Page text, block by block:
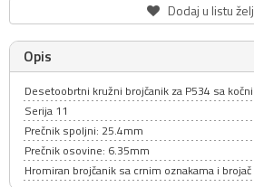
Dodaj u listu
Opis
Desetoobrtni kružni brojčanik za P534 sa
Serija 11
Prečnik spoljni: 25.4mm
Prečnik osovine: 6.35mm
Hromiran brojčanik sa crnim oznakama i